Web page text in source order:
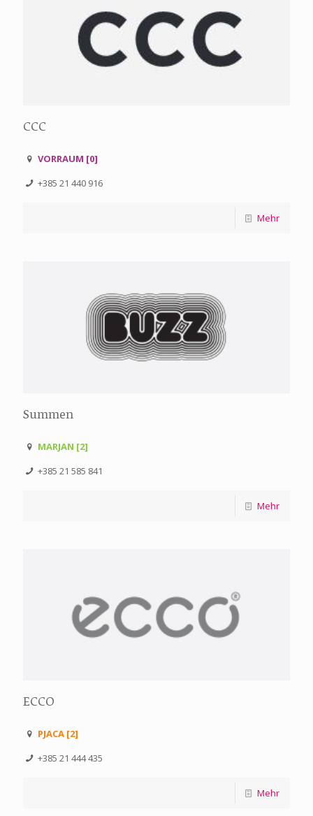
CCC
VORRAUM [0]
+385 21 440 916
Mehr
Summen
MARJAN [2]
+385 21 585 841
Mehr
ECCO
PJACA [2]
+385 21 444 435
Mehr